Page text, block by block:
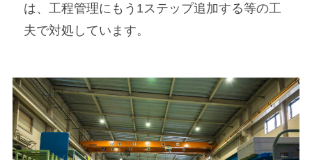
は、工程管理にもう1ステップ追加する等の工
夫で対処しています。